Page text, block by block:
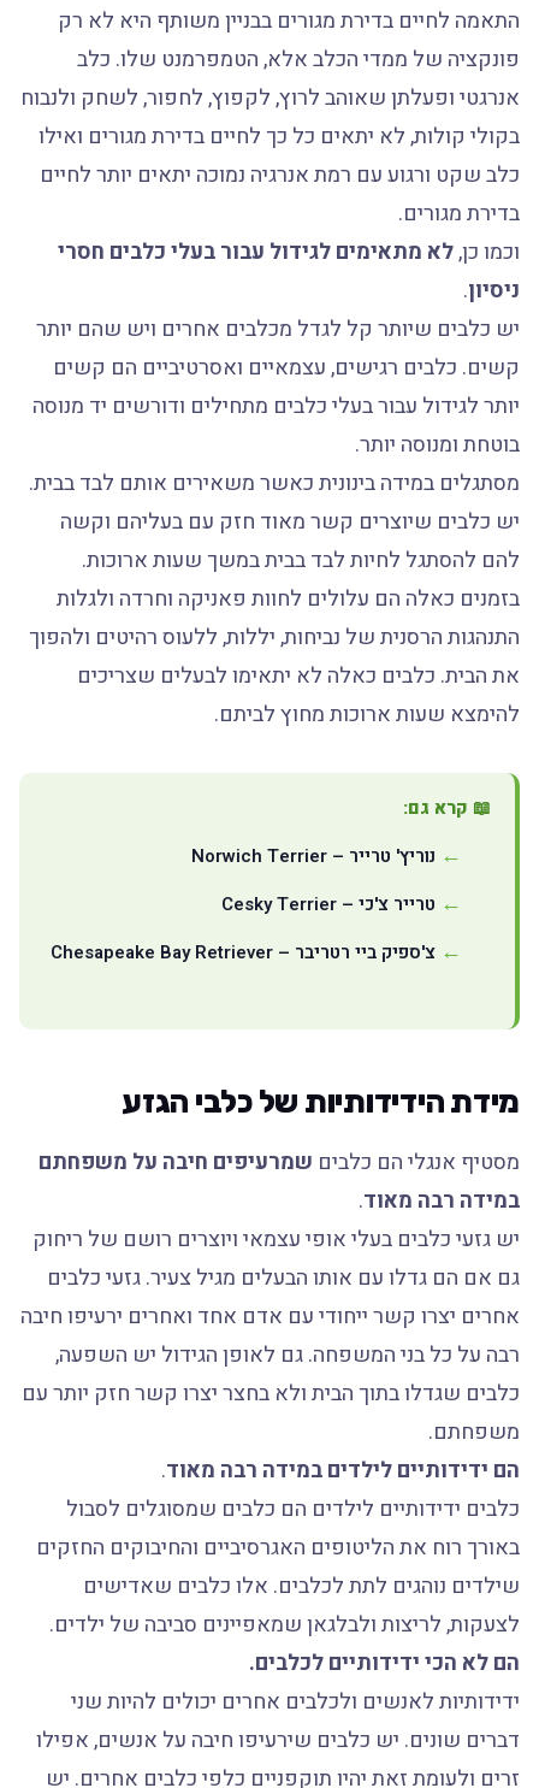
התאמה לחיים בדירת מגורים בבניין משותף היא לא רק
פונקציה של ממדי הכלב אלא, הטמפרמנט שלו. כלב
אנרגטי ופעלתן שאוהב לרוץ, לקפוץ, לחפור, לשחק ולנבוח
בקולי קולות, לא יתאים כל כך לחיים בדירת מגורים ואילו
כלב שקט ורגוע עם רמת אנרגיה נמוכה יתאים יותר לחיים
בדירת מגורים.
וכמו כן,לא מתאימים לגידול עבור בעלי כלבים חסרי
ניסיון.
יש כלבים שיותר קל לגדל מכלבים אחרים ויש שהם יותר
קשים. כלבים רגישים, עצמאיים ואסרטיביים הם קשים
יותר לגידול עבור בעלי כלבים מתחילים ודורשים יד מנוסה
בוטחת ומנוסה יותר.
מסתגלים במידה בינונית כאשר משאירים אותם לבד בבית.
יש כלבים שיוצרים קשר מאוד חזק עם בעליהם וקשה
להם להסתגל לחיות לבד בבית במשך שעות ארוכות.
בזמנים כאלה הם עלולים לחוות פאניקה וחרדה ולגלות
התנהגות הרסנית של נביחות, יללות, ללעוס רהיטים ולהפוך
את הבית. כלבים כאלה לא יתאימו לבעלים שצריכים
להימצא שעות ארוכות מחוץ לביתם.
📖 קרא גם:
נוריץ' טרייר – Norwich Terrier
טרייר צ'כי – Cesky Terrier
צ'ספיק ביי רטריבר – Chesapeake Bay Retriever
מידת הידידותיות של כלבי הגזע
מסטיף אנגלי הם כלבים שמרעיפים חיבה על משפחתם
במידה רבה מאוד.
יש גזעי כלבים בעלי אופי עצמאי ויוצרים רושם של ריחוק
גם אם הם גדלו עם אותו הבעלים מגיל צעיר. גזעי כלבים
אחרים יצרו קשר ייחודי עם אדם אחד ואחרים ירעיפו חיבה
רבה על כל בני המשפחה. גם לאופן הגידול יש השפעה,
כלבים שגדלו בתוך הבית ולא בחצר יצרו קשר חזק יותר עם
משפחתם.
הם ידידותיים לילדים במידה רבה מאוד.
כלבים ידידותיים לילדים הם כלבים שמסוגלים לסבול
באורך רוח את הליטופים האגרסיביים והחיבוקים החזקים
שילדים נוהגים לתת לכלבים. אלו כלבים שאדישים
לצעקות, לריצות ולבלגאן שמאפיינים סביבה של ילדים.
הם לא הכי ידידותיים לכלבים.
ידידותיות לאנשים ולכלבים אחרים יכולים להיות שני
דברים שונים. יש כלבים שירעיפו חיבה על אנשים, אפילו
זרים ולעומת זאת יהיו תוקפניים כלפי כלבים אחרים. יש